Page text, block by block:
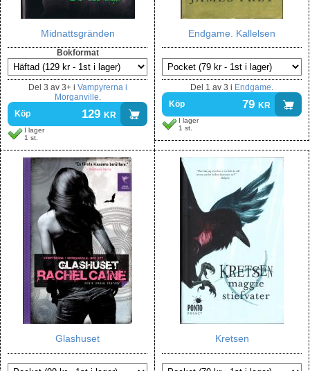
Midnattsgränden
Bokformat
Del 3 av 3+i Vampyrerna i
Morganville
Köp
129 kr
I lager
1 st.
Endgame. Kallelsen
Del 1 av 3 i Endgame
Köp
79 kr
I lager
1 st.
Glashuset Kretsen